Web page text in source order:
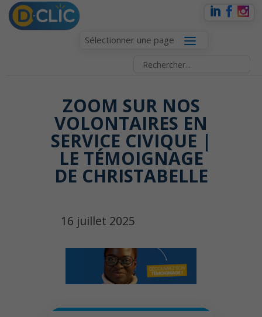
Sélectionner une page
ZOOM SUR NOS
VOLONTAIRES EN
SERVICE CIVIQUE |
LE TÉMOIGNAGE
DE CHRISTABELLE
16 juillet 2025